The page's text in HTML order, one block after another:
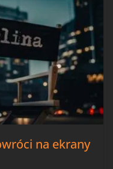
na ekrany